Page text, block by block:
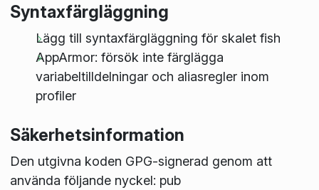
Syntaxfärgläggning
Lägg till syntaxfärgläggning för skalet fish
AppArmor: försök inte färglägga
variabeltilldelningar och aliasregler inom
profiler
Säkerhetsinformation
Den utgivna koden GPG-signerad genom att
använda följande nyckel: pub